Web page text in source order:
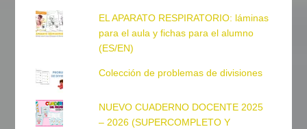
EL APARATO RESPIRATORIO: láminas
para el aula y fichas para el alumno
(ES/EN)
Colección de problemas de divisiones
NUEVO CUADERNO DOCENTE 2025
– 2026 (SUPERCOMPLETO Y